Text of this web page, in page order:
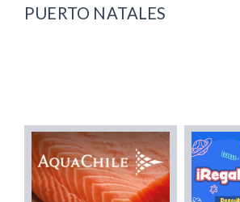
PUERTO NATALES